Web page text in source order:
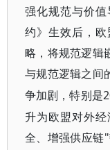
强化规范与价
约》生效后，
略，将规范逻辑
与规范逻辑之间
争加剧，特别是
升为欧盟对外
全、增强供应链